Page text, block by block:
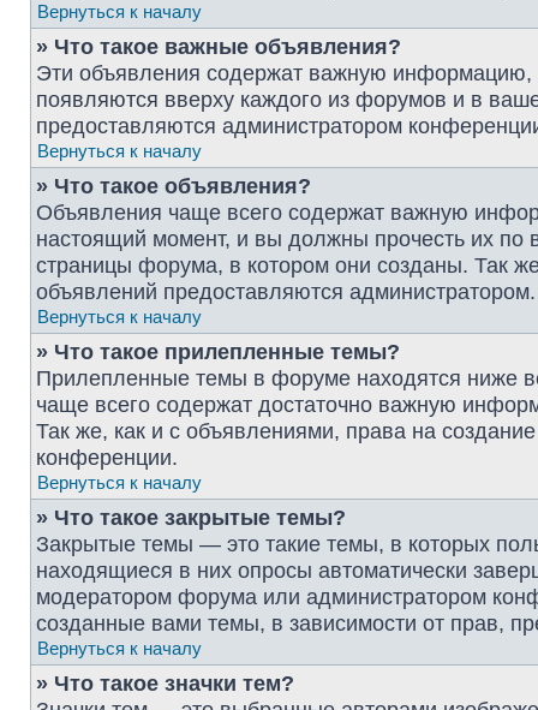
Вернуться к началу
» Что такое важные объявления?
Эти объявления содержат важную
появляются вверху каждого из форумов и в
предоставляются администратором
Вернуться к началу
» Что такое объявления?
Объявления чаще всего содержат важную
настоящий момент, и вы должны прочесть их
страницы форума, в котором они созданы. Так
объявлений предоставляются администратором.
Вернуться к началу
» Что такое прилепленные темы?
Прилепленные темы в форуме находятся ниже
чаще всего содержат достаточно важную
Так же, как и с объявлениями, права на
конференции.
Вернуться к началу
» Что такое закрытые темы?
Закрытые темы — это такие темы, в которых
находящиеся в них опросы автоматически
модератором форума или администратором
созданные вами темы, в зависимости от прав,
Вернуться к началу
» Что такое значки тем?